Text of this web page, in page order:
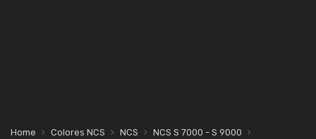
Home Colores NCS NCS
NCS S 7000 - S 9000